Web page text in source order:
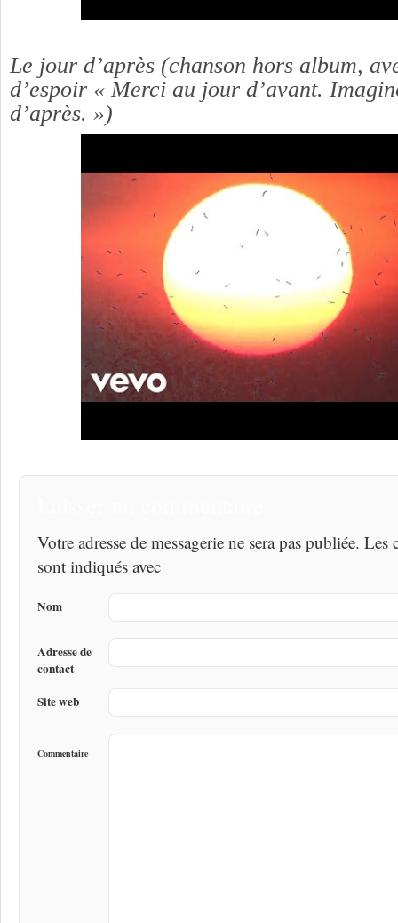
Le jour d’après (chanson hors album,
d’espoir « Merci au jour d’avant.
d’après. »)
Votre adresse de messagerie ne sera pas publiée.
sont indiqués avec
Nom
Adresse de
contact
Site web
Commentaire